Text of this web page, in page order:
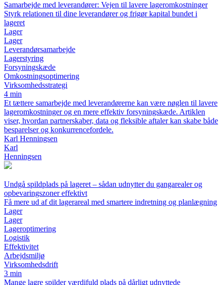
Samarbejde med leverandører: Vejen til lavere lageromkostninger
Styrk relationen til dine leverandører og frigør kapital bundet i
lageret
Lager
Lager
Leverandørsamarbejde
Lagerstyring
Forsyningskæde
Omkostningsoptimering
Virksomhedsstrategi
4 min
Et tættere samarbejde med leverandørerne kan være nøglen til lavere
lageromkostninger og en mere effektiv forsyningskæde. Artiklen
viser, hvordan partnerskaber, data og fleksible aftaler kan skabe både
besparelser og konkurrencefordele.
Karl Henningsen
Karl
Henningsen
Undgå spildplads på lageret – sådan udnytter du gangarealer og
opbevaringszoner effektivt
Få mere ud af dit lagerareal med smartere indretning og planlægning
Lager
Lager
Lageroptimering
Logistik
Effektivitet
Arbejdsmiljø
Virksomhedsdrift
3 min
Mange lagre spilder værdifuld plads på dårligt udnyttede